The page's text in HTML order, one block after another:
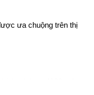
ưa chuộng trên thị
và hơn 4000 mặt